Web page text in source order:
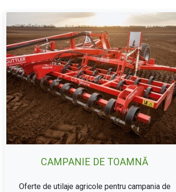
CAMPANIE DE TOAMNĂ
Oferte de utilaje agricole pentru campania de